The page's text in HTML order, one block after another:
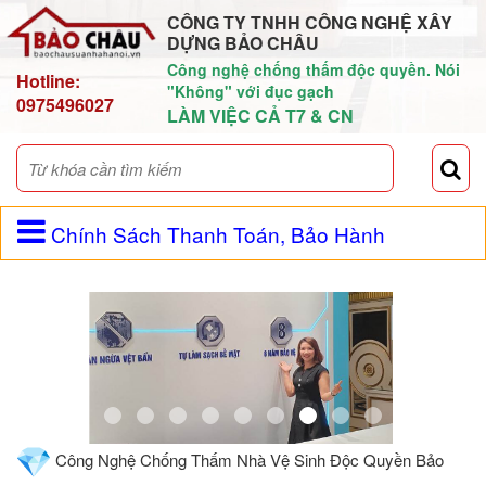
Hotline:
0975496027
CÔNG TY TNHH CÔNG NGHỆ XÂY
DỰNG BẢO CHÂU
Công nghệ chống thấm độc quyền. Nói
"Không" với đục gạch
LÀM VIỆC CẢ T7 & CN
Chính Sách Thanh Toán, Bảo Hành
Công Nghệ Chống Thấm Nhà Vệ Sinh Độc Quyền Bảo